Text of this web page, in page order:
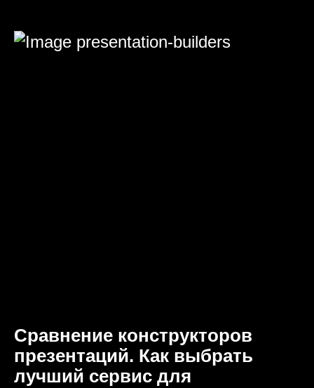
Сравнение конструкторов
презентаций. Как выбрать
лучший сервис для